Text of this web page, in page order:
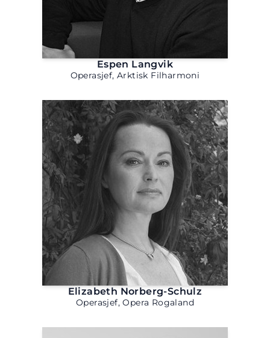
Espen Langvik
Operasjef, Arktisk Filharmoni
Elizabeth Norberg-Schulz
Operasjef, Opera Rogaland